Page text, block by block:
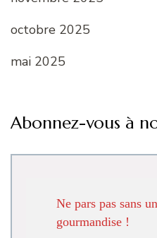
octobre 2025
mai 2025
Abonnez-vous à
Ne pars pas sans
gourmandise !